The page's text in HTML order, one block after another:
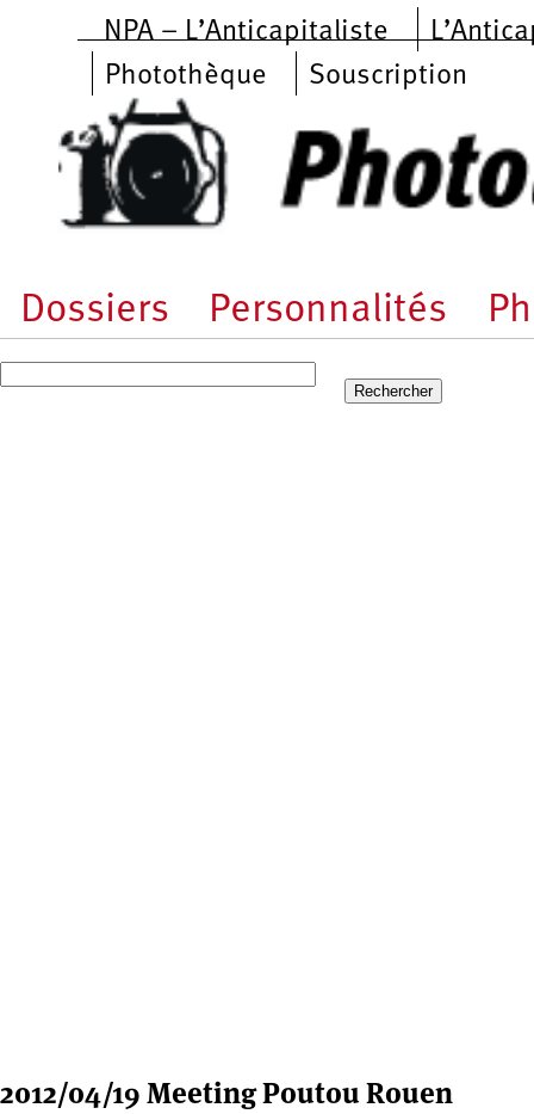
Aller au contenu principal
NPA – L’Anticapitaliste
Photothèque
Souscription
Dossiers Personnalités
2012/04/19 Meeting Poutou Rouen